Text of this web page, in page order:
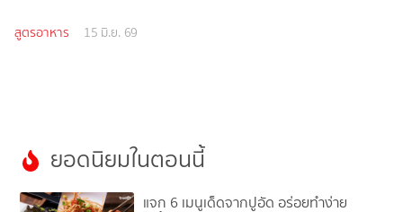
สูตรอาหาร 15 มิ.ย. 69
ยอดนิยมในตอนนี้
แจก 6 เมนูเด็ดจากปูอัด อร่อยทำง่าย